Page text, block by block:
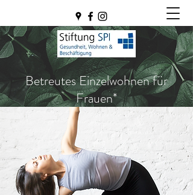
Betreutes Einzelwohnen für
Frauen*